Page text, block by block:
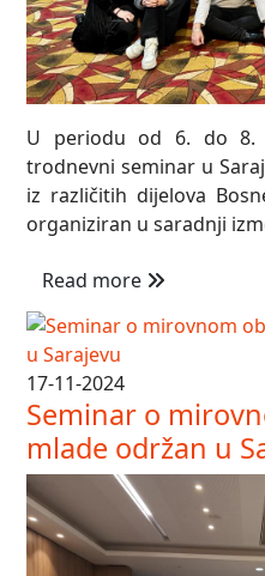
U periodu od 6. do 8.
trodnevni seminar u
iz različitih dijelova
organiziran u saradnji
Read more
17-11-2024
Seminar o
mlade održan u